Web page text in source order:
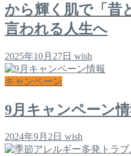
から輝く肌で「昔
言われる人生へ
2025年10月27日 wish
キャンペーン
9月キャンペーン
2024年9月2日 wish